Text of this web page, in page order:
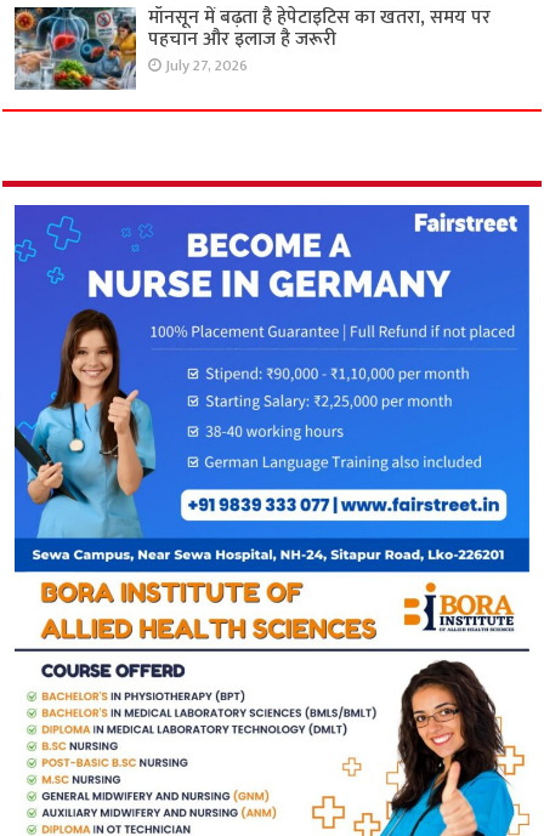
मॉनसून में बढ़ता है हेपेटाइटिस का खतरा, समय पर
पहचान और इलाज है जरूरी
July 27, 2026